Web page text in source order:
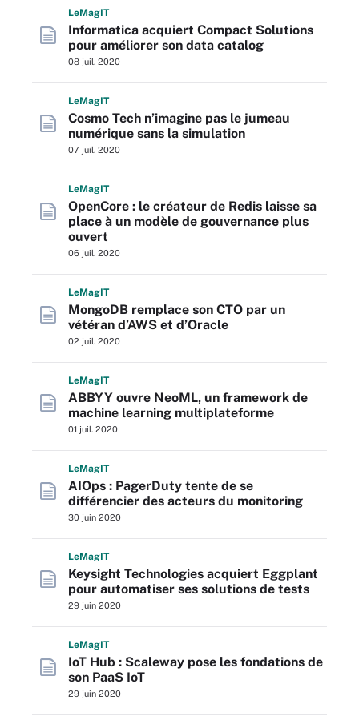
LeMagIT
Informatica acquiert Compact Solutions
pour améliorer son data catalog
08 juil. 2020
LeMagIT
Cosmo Tech n’imagine pas le jumeau
numérique sans la simulation
07 juil. 2020
LeMagIT
OpenCore : le créateur de Redis laisse sa
place à un modèle de gouvernance plus
ouvert
06 juil. 2020
LeMagIT
MongoDB remplace son CTO par un
vétéran d’AWS et d’Oracle
02 juil. 2020
LeMagIT
ABBYY ouvre NeoML, un framework de
machine learning multiplateforme
01 juil. 2020
LeMagIT
AIOps : PagerDuty tente de se
différencier des acteurs du monitoring
30 juin 2020
LeMagIT
Keysight Technologies acquiert Eggplant
pour automatiser ses solutions de tests
29 juin 2020
LeMagIT
IoT Hub : Scaleway pose les fondations de
son PaaS IoT
29 juin 2020